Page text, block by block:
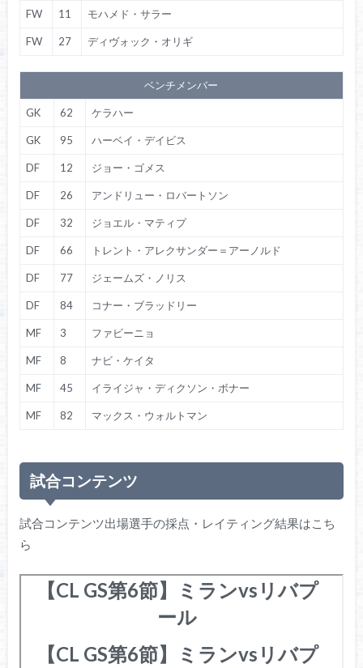
FW 11 モハメド・サラー
FW 27 ディヴォック・オリギ
ベンチメンバー
GK 62 ケラハー
GK 95 ハーベイ・デイビス
DF 12 ジョー・ゴメス
DF 26 アンドリュー・ロバートソン
DF 32 ジョエル・マティプ
DF 66 トレント・アレクサンダー＝アーノルド
DF 77 ジェームズ・ノリス
DF 84 コナー・ブラッドリー
MF 3 ファビーニョ
MF 8 ナビ・ケイタ
MF 45 イライジャ・ディクソン・ボナー
MF 82 マックス・ウォルトマン
試合コンテンツ
試合コンテンツ出場選手の採点・レイティング結果はこち
ら